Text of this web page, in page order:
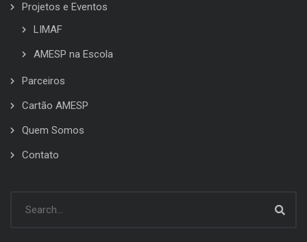
Projetos e Eventos
LIMAF
AMESP na Escola
Parceiros
Cartão AMESP
Quem Somos
Contato